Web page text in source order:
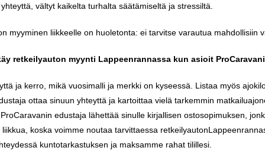
yhteyttä vältyt kaikelta turhalta säätämiseltä ja stressiltä
myyminen liikkeelle on huoletonta: ei tarvitse varautua mahdollisiin
retkeilyauton myynti Lappeenrannassa kun asioit
ja kerro mikä vuosimalli ja merkki on kyseessä Listaa myös
ottaa sinuun yhteyttä ja kartoittaa vielä tarkemmin
ProCaravanin edustaja lähettää sinulle kirjallisen ostosopimuksen
liikkua
koska voimme noutaa tarvittaessa
kuntotarkastuksen ja maksamme rahat tilillesi